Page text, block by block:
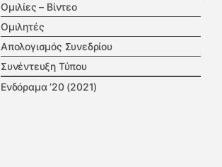
Ομιλίες – Βίντεο
Ομιλητές
Απολογισμός Συνεδρίου
Συνέντευξη Τύπου
Ενδόραμα ’20 (2021)